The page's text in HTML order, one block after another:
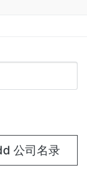
公司名录